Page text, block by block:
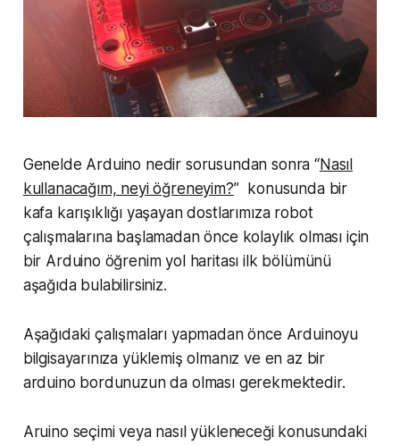
Genelde Arduino nedir sorusundan sonra “Nasıl
kullanacağım, neyi öğreneyim?” konusunda bir
kafa karışıklığı yaşayan dostlarımıza robot
çalışmalarına başlamadan önce kolaylık olması için
bir Arduino öğrenim yol haritası ilk bölümünü
aşağıda bulabilirsiniz.
Aşağıdaki çalışmaları yapmadan önce Arduinoyu
bilgisayarınıza yüklemiş olmanız ve en az bir
arduino bordunuzun da olması gerekmektedir.
Aruino seçimi veya nasıl yükleneceği konusundaki